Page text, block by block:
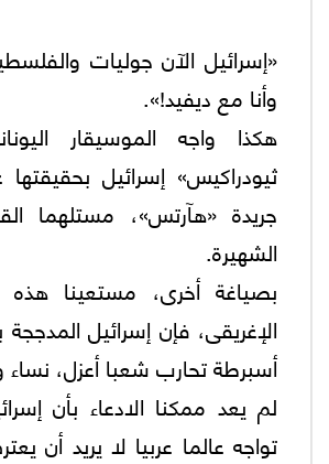
«إسرائيل الآن جوليات
وأنا مع ديفيد!».
هكذا واجه الموسيقار
ثيودراكيس» إسرائيل
جريدة «هآرتس»، مستلهما
الشهيرة.
بصياغة أخرى، مستعينا هذه
الإغريقى، فإن إسرائيل
أسبرطة تحارب شعبا أعزل، نساء
لم يعد ممكنا الادعاء بأن
تواجه عالما عربيا لا يريد أن